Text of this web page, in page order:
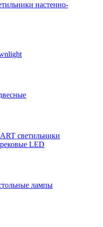
настенно-
светильники
LED
лампы